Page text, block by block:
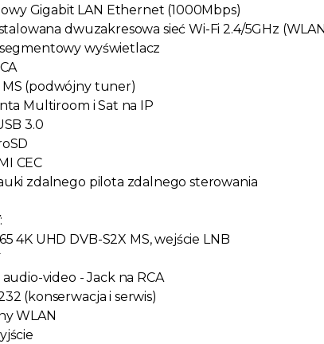
Gigabit LAN Ethernet (1000Mbps)
dwuzakresowa sieć Wi-Fi 2.4/5GHz
wyświetlacz
MS (podwójny tuner)
Multiroom i Sat na IP
3.0
CEC
zdalnego pilota zdalnego sterowania
4K UHD DVB-S2X MS, wejście LNB
audio-video - Jack na RCA
(konserwacja i serwis)
WLAN